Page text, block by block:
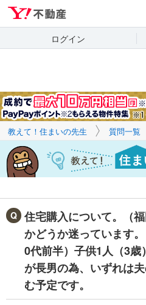
ログイン
教えて！住まいの先生 質問一覧
住宅購入について。（
かどうか迷っています
0代前半）子供1人（3
が長男の為、いずれは
む予定です。